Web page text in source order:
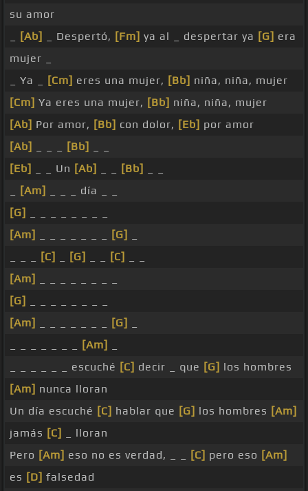
su amor
[Ab] _ Despertó, [Fm] ya al _ despertar ya [G] era
mujer _
_ Ya _
[Cm] eres una mujer, [Bb] niña, niña, mujer
[Cm] Ya eres una mujer, [Bb] niña, niña, mujer
[Ab] Por amor, [Bb] con dolor, [Eb] por amor
[Ab]
[Bb]
[Eb]
_ _ Un [Ab] [Bb]
[Am]
_ _ _ día _ _
[G]
[Am]
[G]
[C] [G] [C]
[Am]
[G]
[Am]
[G]
[Am]
_ _ _ _ _ _ escuché [C] decir _ que [G] los hombres
[Am] nunca lloran
Un día escuché [C] hablar que [G] los hombres [Am]
jamás [C]
_ lloran
Pero [Am] eso no es verdad, _ _ [C] pero eso [Am]
es [D] falsedad